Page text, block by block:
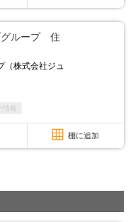
グループ 住
（株式会社ジュ
情報
棚に追加